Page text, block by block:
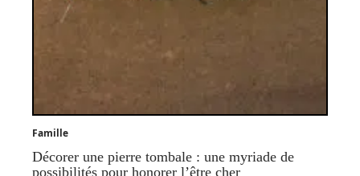
Famille
Décorer une pierre tombale : une myriade de
possibilités pour honorer l’être cher